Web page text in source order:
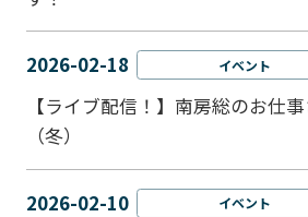
2026-02-18 イベント
【ライブ配信！】南房総のお仕
（冬）
2026-02-10 イベント